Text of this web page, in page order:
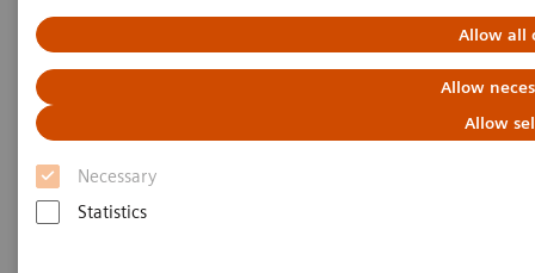
Allow all
Allow
Allow
Necessary
Statistics
Peptides natriurétiques